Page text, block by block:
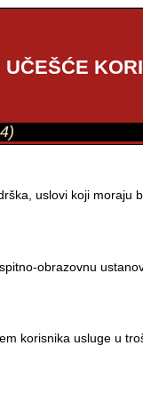
uslovi koji moraju
obrazovnu
korisnika usluge u